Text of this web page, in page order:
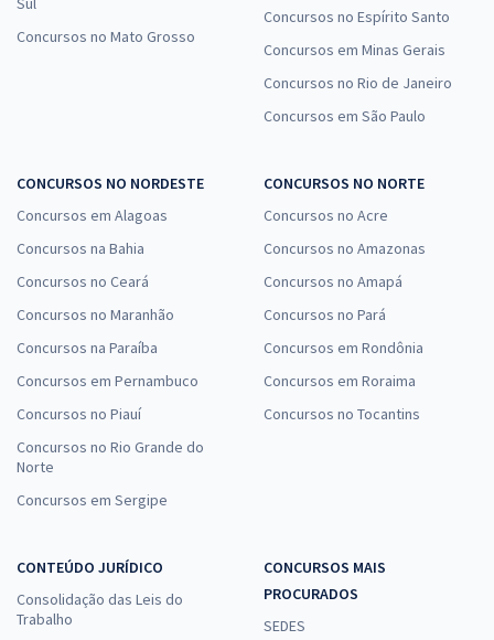
Concursos no Mato Grosso
Concursos no Espírito Santo
Concursos em Minas Gerais
Concursos no Rio de Janeiro
Concursos em São Paulo
CONCURSOS NO NORDESTE
Concursos em Alagoas
Concursos na Bahia
Concursos no Ceará
Concursos no Maranhão
Concursos na Paraíba
Concursos em Pernambuco
Concursos no Piauí
Concursos no Rio Grande do
Norte
Concursos em Sergipe
CONCURSOS NO NORTE
Concursos no Acre
Concursos no Amazonas
Concursos no Amapá
Concursos no Pará
Concursos em Rondônia
Concursos em Roraima
Concursos no Tocantins
CONTEÚDO JURÍDICO
Consolidação das Leis do
Trabalho
CONCURSOS MAIS
PROCURADOS
SEDES